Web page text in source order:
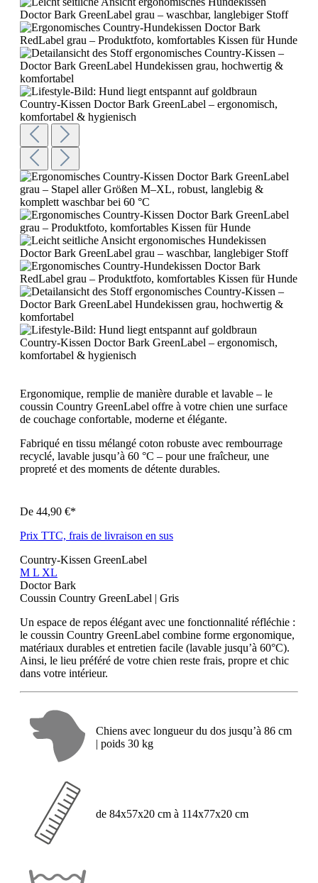
Ergonomique, remplie de manière durable et lavable – le
coussin Country GreenLabel offre à votre chien une surface
de couchage confortable, moderne et élégante.
Fabriqué en tissu mélangé coton robuste avec rembourrage
recyclé, lavable jusqu’à 60 °C – pour une fraîcheur, une
propreté et des moments de détente durables.
De 44,90 €*
Prix TTC, frais de livraison en sus
Country-Kissen GreenLabel
M L XL
Doctor Bark
Coussin Country GreenLabel | Gris
Un espace de repos élégant avec une fonctionnalité réfléchie :
le coussin Country GreenLabel combine forme ergonomique,
matériaux durables et entretien facile (lavable jusqu’à 60°C).
Ainsi, le lieu préféré de votre chien reste frais, propre et chic
dans votre intérieur.
Chiens avec longueur du dos jusqu’à 86 cm
| poids 30 kg
de 84x57x20 cm à 114x77x20 cm